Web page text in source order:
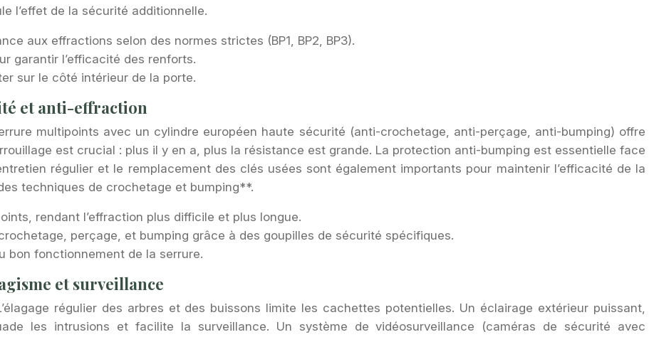
l’effet de la sécurité additionnelle.
aux effractions selon des normes strictes (BP1, BP2, BP3).
garantir l’efficacité des renforts.
sur le côté intérieur de la porte.
et anti-effraction
multipoints avec un cylindre européen haute sécurité (anti-crochetage, anti-perçage, anti-bumping) offre
est crucial : plus il y en a, plus la résistance est grande. La protection anti-bumping est essentielle face
régulier et le remplacement des clés usées sont également importants pour maintenir l’efficacité de la
techniques de crochetage et bumping**.
rendant l’effraction plus difficile et plus longue.
perçage, et bumping grâce à des goupilles de sécurité spécifiques.
bon fonctionnement de la serrure.
et surveillance
régulier des arbres et des buissons limite les cachettes potentielles. Un éclairage extérieur puissant,
les intrusions et facilite la surveillance. Un système de vidéosurveillance (caméras de sécurité avec